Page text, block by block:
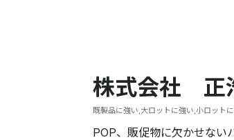
株式会社 正
既製品に強い,大ロットに強い,小ロット
POP、販促物に欠かせない